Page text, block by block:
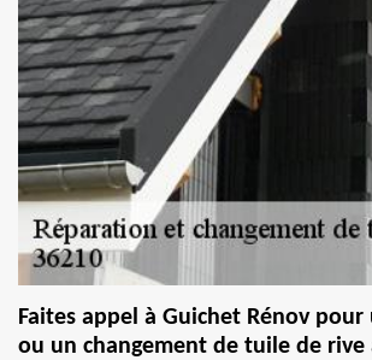
Faites appel à Guichet Rénov
ou un changement de tuile de rive